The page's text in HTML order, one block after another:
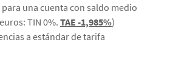
una cuenta con saldo medio
TIN 0%. TAE -1,985%)
a estándar de tarifa